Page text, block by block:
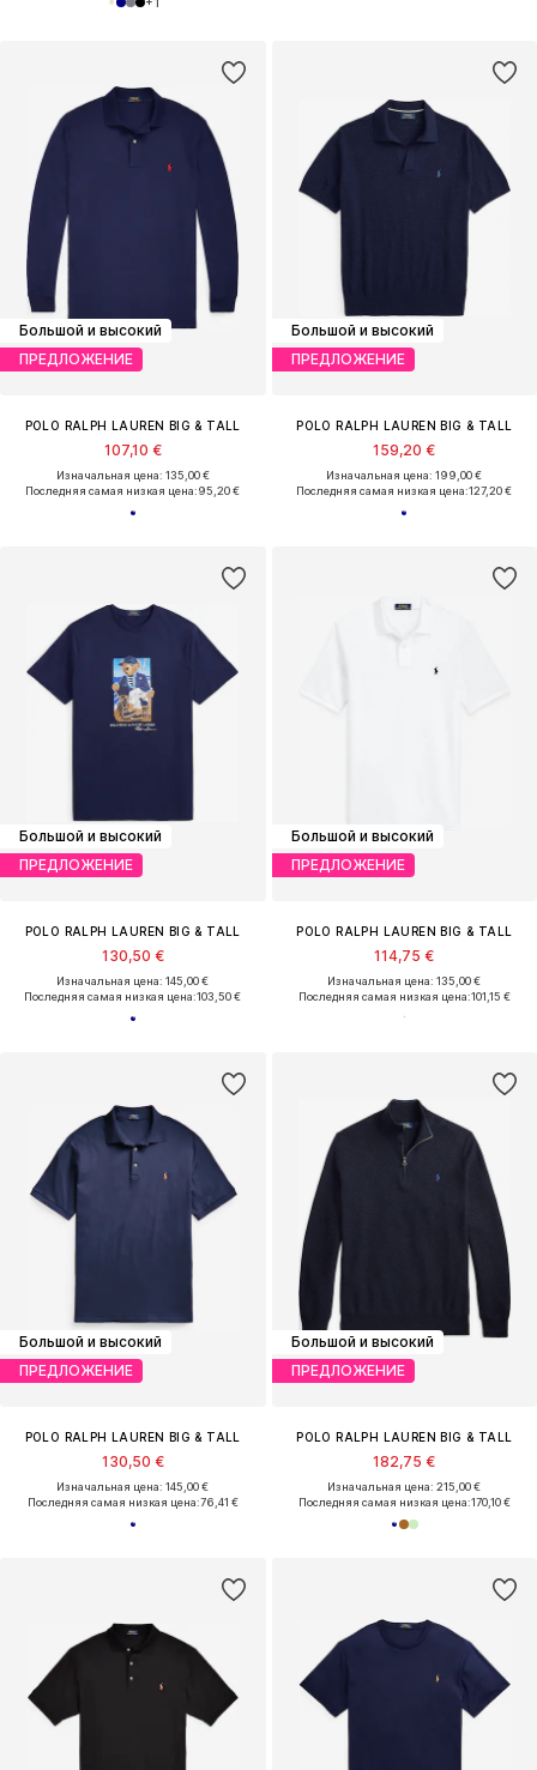
Большой и высокий
ПРЕДЛОЖЕНИЕ
POLO RALPH LAUREN BIG & TALL
107,10 €
Изначальная цена: 135,00 €
Последняя самая низкая цена:95,20 €
Большой и высокий
ПРЕДЛОЖЕНИЕ
POLO RALPH LAUREN BIG & TALL
159,20 €
Изначальная цена: 199,00 €
Последняя самая низкая цена:127,20 €
Большой и высокий
ПРЕДЛОЖЕНИЕ
POLO RALPH LAUREN BIG & TALL
130,50 €
Изначальная цена: 145,00 €
Последняя самая низкая цена:103,50 €
Большой и высокий
ПРЕДЛОЖЕНИЕ
POLO RALPH LAUREN BIG & TALL
114,75 €
Изначальная цена: 135,00 €
Последняя самая низкая цена:101,15 €
Большой и высокий
ПРЕДЛОЖЕНИЕ
POLO RALPH LAUREN BIG & TALL
130,50 €
Изначальная цена: 145,00 €
Последняя самая низкая цена:76,41 €
Большой и высокий
ПРЕДЛОЖЕНИЕ
POLO RALPH LAUREN BIG & TALL
182,75 €
Изначальная цена: 215,00 €
Последняя самая низкая цена:170,10 €